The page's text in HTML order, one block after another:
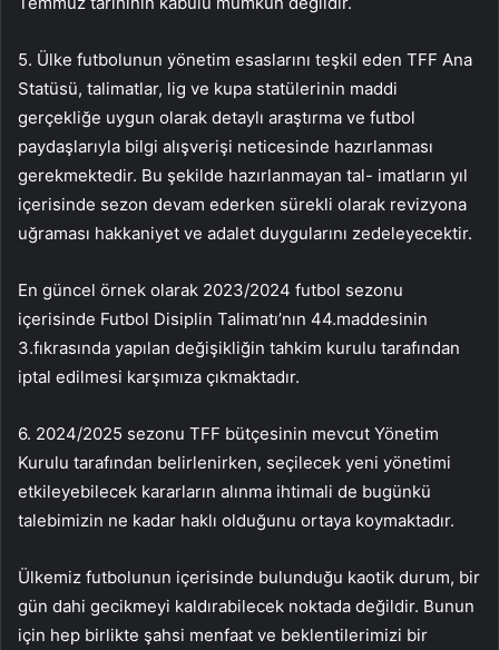
5. Ülke futbolunun yönetim esaslarını teşkil eden TFF Ana
Statüsü, talimatlar, lig ve kupa statülerinin maddi
gerçekliğe uygun olarak detaylı araştırma ve futbol
paydaşlarıyla bilgi alışverişi neticesinde hazırlanması
gerekmektedir. Bu şekilde hazırlanmayan tal- imatların yıl
içerisinde sezon devam ederken sürekli olarak revizyona
uğraması hakkaniyet ve adalet duygularını zedeleyecektir.
En güncel örnek olarak 2023/2024 futbol sezonu
içerisinde Futbol Disiplin Talimatı’nın 44.maddesinin
3.fıkrasında yapılan değişikliğin tahkim kurulu tarafından
iptal edilmesi karşımıza çıkmaktadır.
6. 2024/2025 sezonu TFF bütçesinin mevcut Yönetim
Kurulu tarafından belirlenirken, seçilecek yeni yönetimi
etkileyebilecek kararların alınma ihtimali de bugünkü
talebimizin ne kadar haklı olduğunu ortaya koymaktadır.
Ülkemiz futbolunun içerisinde bulunduğu kaotik durum, bir
gün dahi gecikmeyi kaldırabilecek noktada değildir. Bunun
için hep birlikte şahsi menfaat ve beklentilerimizi bir